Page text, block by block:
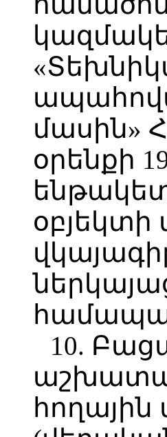
մասին»
օրենքի
10.